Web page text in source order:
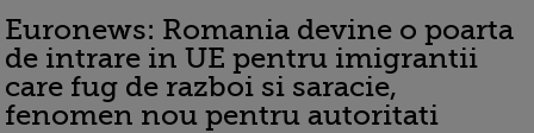
Euronews: Romania devine o poarta
de intrare in UE pentru imigrantii
care fug de razboi si saracie,
fenomen nou pentru autoritati